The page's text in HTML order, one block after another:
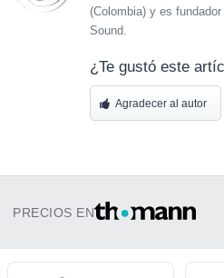
(Colombia) y es
Sound.
¿Te gustó este
Agradecer al autor
PRECIOS EN